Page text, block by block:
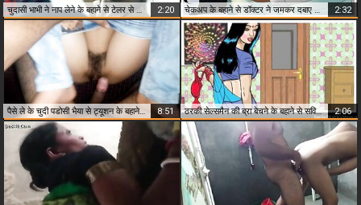
2:20 2:32
पैसे ले के चुदी पडोसी भैया से ट्यूशन के बहाने से 8:51 ठरकी सेल्समैन की ब्रा बेचने के बहाने से सविता भाभी को चोदने की चाहत 2:06